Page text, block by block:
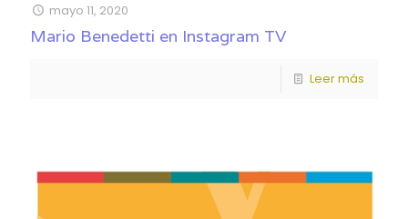
mayo 11, 2020
Mario Benedetti en Instagram TV
Leer más